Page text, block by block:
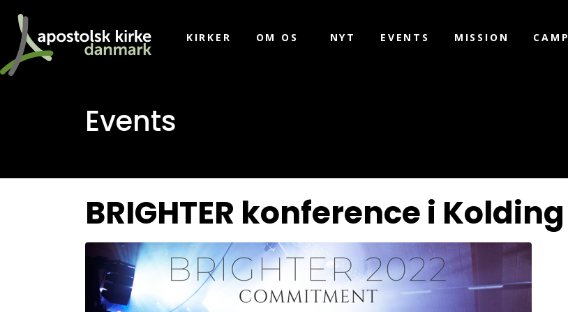
KIRKER OM OS NYT EVENTS MISSION CAMP
Events
BRIGHTER konference i Kolding